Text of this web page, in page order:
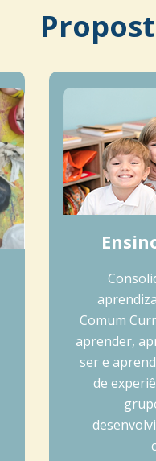
Comum
aprender,
ser e
de